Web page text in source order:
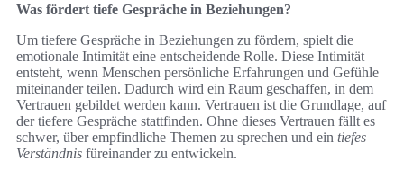
Was fördert tiefe Gespräche in Beziehungen?
Um tiefere Gespräche in Beziehungen zu fördern, spielt die
emotionale Intimität eine entscheidende Rolle. Diese Intimität
entsteht, wenn Menschen persönliche Erfahrungen und Gefühle
miteinander teilen. Dadurch wird ein Raum geschaffen, in dem
Vertrauen gebildet werden kann. Vertrauen ist die Grundlage, auf
der tiefere Gespräche stattfinden. Ohne dieses Vertrauen fällt es
schwer, über empfindliche Themen zu sprechen und ein tiefes
Verständnis füreinander zu entwickeln.